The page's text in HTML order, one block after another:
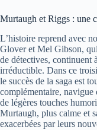
Murtaugh et Riggs : une
L’histoire reprend avec
Glover et Mel Gibson,
de détectives, continuent
irréductible. Dans ce
le succès de la saga est
complémentaire, navigue
de légères touches
Murtaugh, plus calme et
exacerbées par leurs